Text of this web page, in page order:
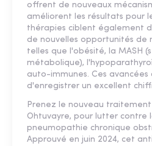
offrent de nouveaux
améliorent les résultats pour
thérapies ciblent également
de nouvelles opportunités de
telles que l'obésité, la MASH
métabolique),
auto-immunes. Ces avancées
d'enregistrer un excellent
Prenez le nouveau
Ohtuvayre, pour lutter contre
pneumopathie chronique
Approuvé en juin 2024, cet